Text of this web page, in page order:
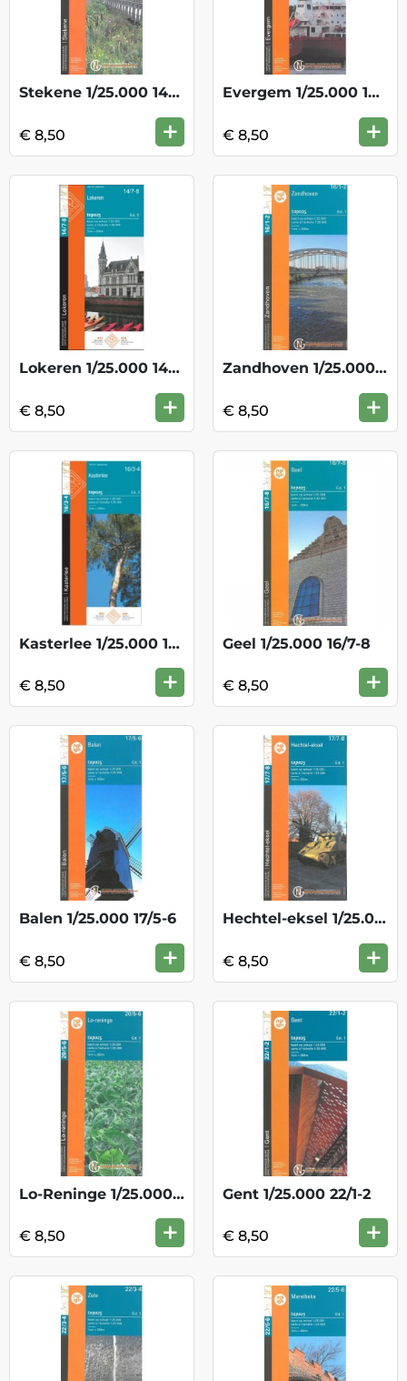
Stekene 1/25.000 14/3-4
€ 8,50 +
Evergem 1/25.000 14/5-6
€ 8,50 +
Lokeren 1/25.000 14/7-8
€ 8,50 +
Zandhoven 1/25.000 16/1-2
€ 8,50 +
Kasterlee 1/25.000 16/3-4
€ 8,50 +
Geel 1/25.000 16/7-8
€ 8,50 +
Balen 1/25.000 17/5-6
€ 8,50 +
Hechtel-eksel 1/25.000 17/7-8
€ 8,50 +
Lo-Reninge 1/25.000 20/5-6
€ 8,50 +
Gent 1/25.000 22/1-2
€ 8,50 +